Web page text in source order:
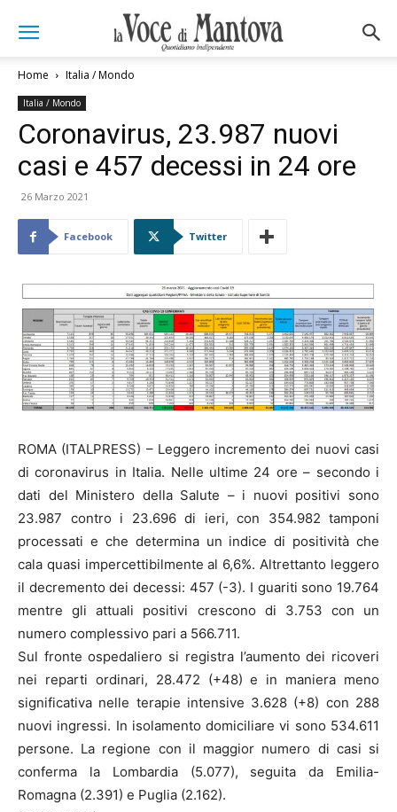
Home Italia / Mondo
Italia / Mondo
Coronavirus, 23.987 nuovi
casi e 457 decessi in 24 ore
26 Marzo 2021
Facebook Twitter
ROMA (ITALPRESS) – Leggero incremento dei nuovi casi
di coronavirus in Italia. Nelle ultime 24 ore – secondo i
dati del Ministero della Salute – i nuovi positivi sono
23.987 contro i 23.696 di ieri, con 354.982 tamponi
processati e che determina un indice di positività che
cala quasi impercettibilmente al 6,6%. Altrettanto leggero
il decremento dei decessi: 457 (-3). I guariti sono 19.764
mentre gli attuali positivi crescono di 3.753 con un
numero complessivo pari a 566.711.
Sul fronte ospedaliero si registra l’aumento dei ricoveri
nei reparti ordinari, 28.472 (+48) e in maniera meno
significativa nelle terapie intensive 3.628 (+8) con 288
nuovi ingressi. In isolamento domiciliare vi sono 534.611
persone. La regione con il maggior numero di casi si
conferma la Lombardia (5.077), seguita da Emilia-
Romagna (2.391) e Puglia (2.162).